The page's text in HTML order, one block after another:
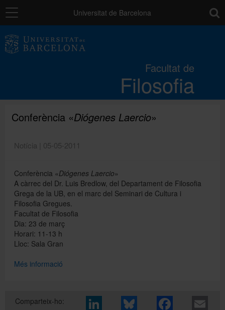
Navegació Universitat de Barcelona
Facultat de
Filosofia
Estudis
Recerca i innovació
Mobilitat
Conferència «Diógenes Laercio»
Notícia | 05-05-2011
Conferència «Diógenes Laercio»
A càrrec del Dr. Luis Bredlow, del Departament de Filosofia
Grega de la UB, en el marc del Seminari de Cultura i
Filosofia Gregues.
Facultat de Filosofia
Dia: 23 de març
Horari: 11-13 h
Lloc: Sala Gran
Més informació
Comparteix-ho: